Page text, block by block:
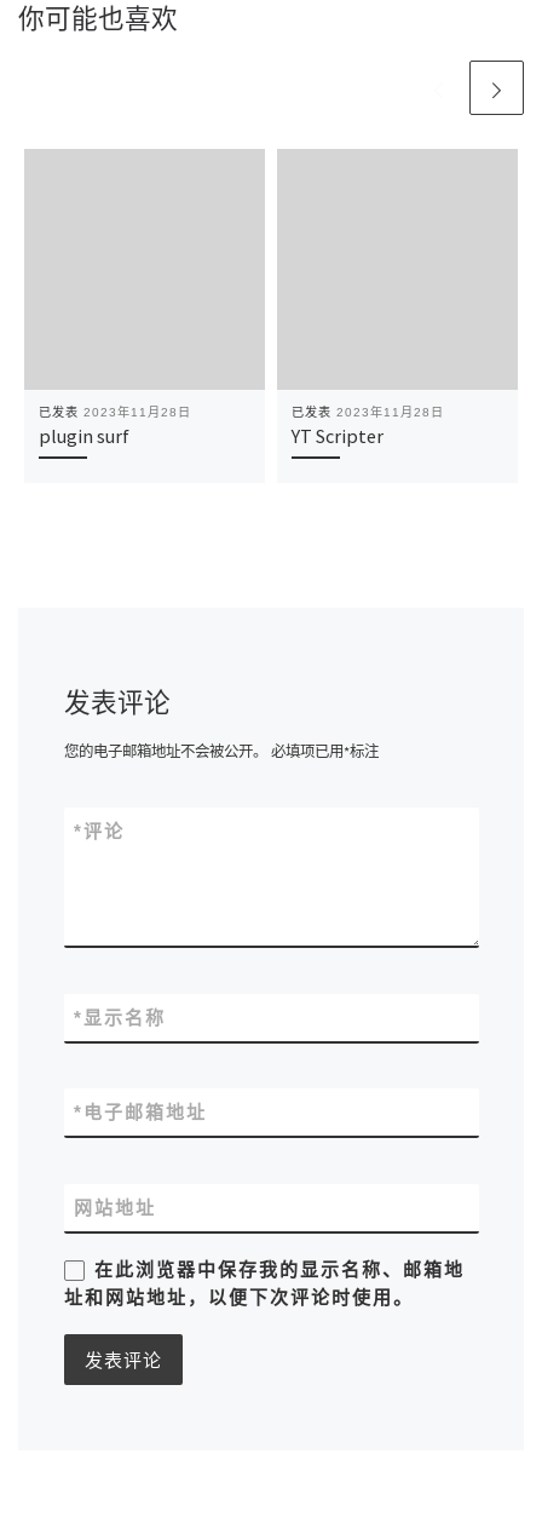
你可能也喜欢
已发表 2023年11月28日
plugin surf
已发表 2023年11月28日
YT Scripter
发表评论
您的电子邮箱地址不会被公开。 必填项已用*标注
评论
*
显示名称
*
电子邮箱地址
*
网站地址
在此浏览器中保存我的显示名称、邮箱地
址和网站地址，以便下次评论时使用。